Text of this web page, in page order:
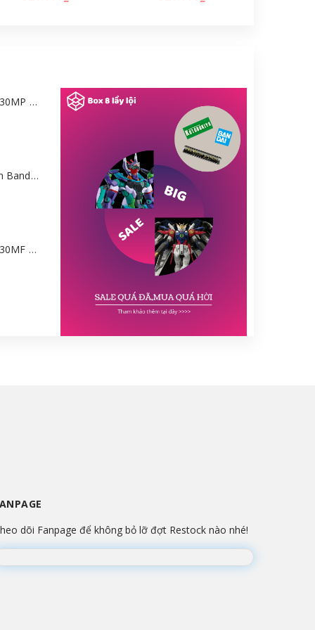
Mô hình Bandai 30MP Rei Ayanami (PLUG SUIT Ver.) – Evangelion [GDB] [30MP]
Mô hình Gundam Bandai HGGQ GFreD 1/144 [GDB] [BHG]
Mô hình Bandai 30MF Liber Wizard [GDB] [30MF]
dõi Fanpage để không bỏ lỡ đợt Restock nào nhé!
Đang lắp ráp Fanpage...